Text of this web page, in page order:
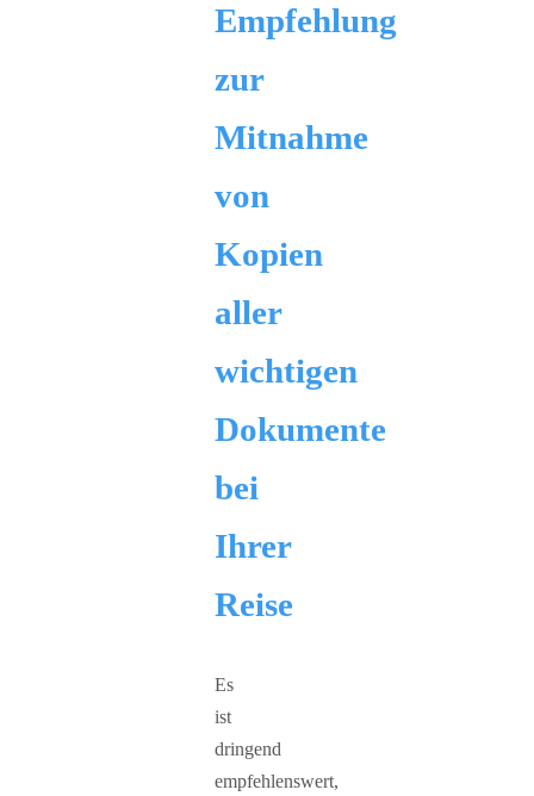
Empfehlung
zur
Mitnahme
von
Kopien
aller
wichtigen
Dokumente
bei
Ihrer
Reise
Es
ist
dringend
empfehlenswert,